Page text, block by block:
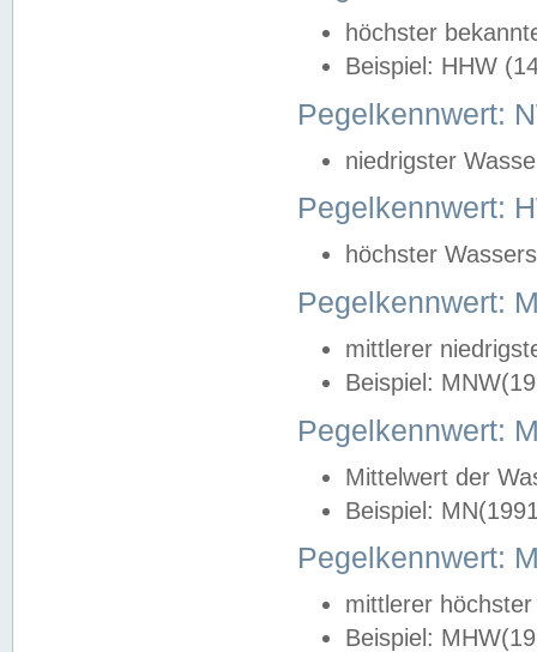
höchster
Beispiel: HHW
Pegelkennwert:
niedrigster
Pegelkennwert:
höchster
Pegelkennwert:
mittlerer
Beispiel:
Pegelkennwert:
Mittelwert der
Beispiel:
Pegelkennwert:
mittlerer
Beispiel: